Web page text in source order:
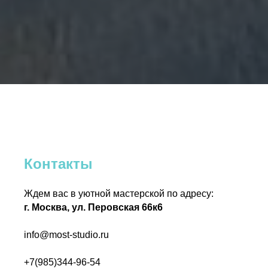
Контакты
Ждем вас в уютной мастерской по адресу:
г. Москва, ул. Перовская 66к6
info@most-studio.ru
+7(985)344-96-54